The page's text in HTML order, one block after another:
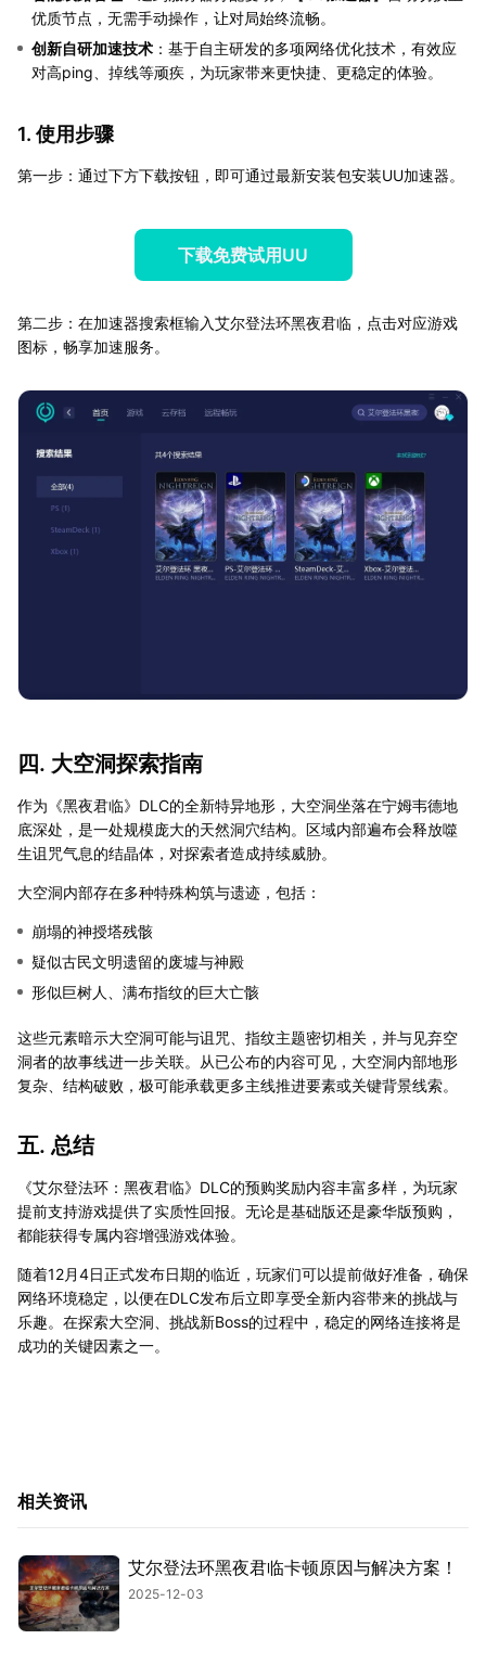
优质节点，无需手动操作，让对局始终流畅。
创新自研加速技术 ：基于自主研发的多项网络优化技术，有效应
对高ping、掉线等顽疾，为玩家带来更快捷、更稳定的体验。
1. 使用步骤
第一步：通过下方下载按钮，即可通过最新安装包安装UU加速器。
下载免费试用UU
第二步：在加速器搜索框输入艾尔登法环黑夜君临，点击对应游戏
图标，畅享加速服务。
四. 大空洞探索指南
作为《黑夜君临》DLC的全新特异地形，大空洞坐落在宁姆韦德地
底深处，是一处规模庞大的天然洞穴结构。区域内部遍布会释放噬
生诅咒气息的结晶体，对探索者造成持续威胁。
大空洞内部存在多种特殊构筑与遗迹，包括：
崩塌的神授塔残骸
疑似古民文明遗留的废墟与神殿
形似巨树人、满布指纹的巨大亡骸
这些元素暗示大空洞可能与诅咒、指纹主题密切相关，并与见弃空
洞者的故事线进一步关联。从已公布的内容可见，大空洞内部地形
复杂、结构破败，极可能承载更多主线推进要素或关键背景线索。
五. 总结
《艾尔登法环：黑夜君临》DLC的预购奖励内容丰富多样，为玩家
提前支持游戏提供了实质性回报。无论是基础版还是豪华版预购，
都能获得专属内容增强游戏体验。
随着12月4日正式发布日期的临近，玩家们可以提前做好准备，确保
网络环境稳定，以便在DLC发布后立即享受全新内容带来的挑战与
乐趣。在探索大空洞、挑战新Boss的过程中，稳定的网络连接将是
成功的关键因素之一。
相关资讯
艾尔登法环黑夜君临卡顿原因与解决方案！
2025-12-03